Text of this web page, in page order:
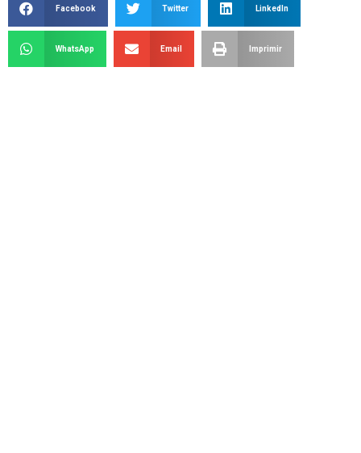
Facebook Twitter LinkedIn
WhatsApp Email Imprimir